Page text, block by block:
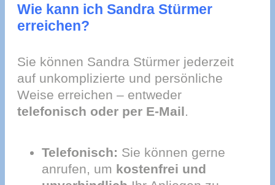
Wie kann ich Sandra Stürmer
erreichen?
Sie können Sandra Stürmer jederzeit
auf unkomplizierte und persönliche
Weise erreichen – entweder
telefonisch oder per E-Mail
Telefonisch: Sie können gerne
anrufen, um kostenfrei und